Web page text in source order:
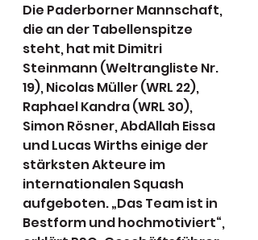
Die Paderborner Mannschaft,
die an der Tabellenspitze
steht, hat mit Dimitri
Steinmann (Weltrangliste Nr.
19), Nicolas Müller (WRL 22),
Raphael Kandra (WRL 30),
Simon Rösner, AbdAllah Eissa
und Lucas Wirths einige der
stärksten Akteure im
internationalen Squash
aufgeboten. „Das Team ist in
Bestform und hochmotiviert“,